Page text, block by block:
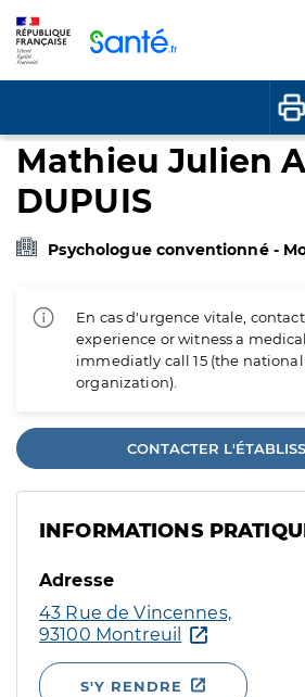
Mathieu Julien
DUPUIS
Psychologue conventionné -
En cas d'urgence vitale,
experience or witness a
immediatly call 15 (the
organization).
CONTACTER
INFORMATIONS
Adresse
43 Rue de Vincennes,
93100 Montreuil
S'Y RENDRE